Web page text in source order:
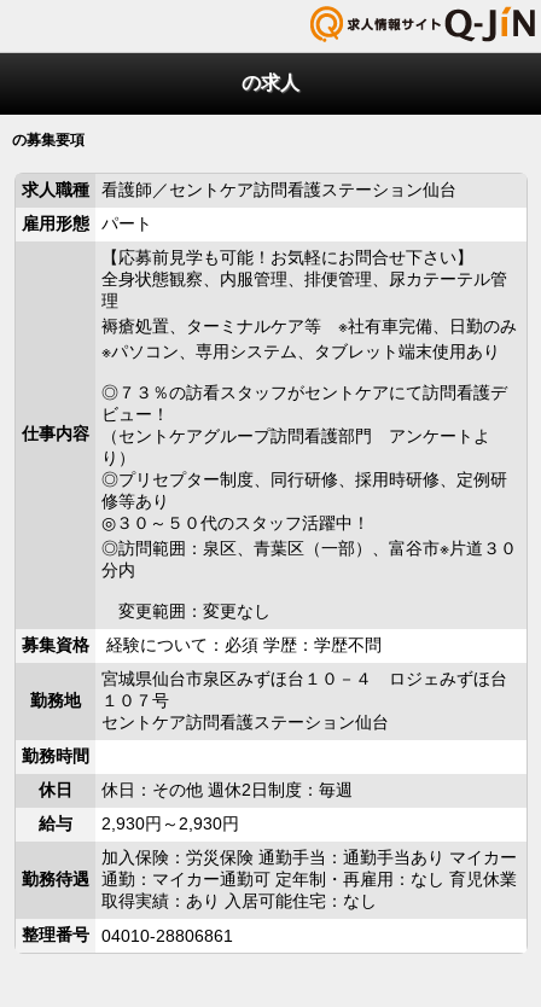
の求人
の募集要項
求人職種
看護師／セントケア訪問看護ステーション仙台
雇用形態
パート
仕事内容
【応募前見学も可能！お気軽にお問合せ下さい】
全身状態観察、内服管理、排便管理、尿カテーテル管
理
褥瘡処置、ターミナルケア等 ※社有車完備、日勤のみ
※パソコン、専用システム、タブレット端末使用あり
◎７３％の訪看スタッフがセントケアにて訪問看護デ
ビュー！
（セントケアグループ訪問看護部門 アンケートよ
り）
◎プリセプター制度、同行研修、採用時研修、定例研
修等あり
◎３０～５０代のスタッフ活躍中！
◎訪問範囲：泉区、青葉区（一部）、富谷市※片道３０
分内
変更範囲：変更なし
募集資格
経験について：必須 学歴：学歴不問
勤務地
宮城県仙台市泉区みずほ台１０－４ ロジェみずほ台
１０７号
セントケア訪問看護ステーション仙台
勤務時間
休日
休日：その他 週休2日制度：毎週
給与
2,930円～2,930円
勤務待遇
加入保険：労災保険 通勤手当：通勤手当あり マイカー
通勤：マイカー通勤可 定年制・再雇用：なし 育児休業
取得実績：あり 入居可能住宅：なし
整理番号
04010-28806861